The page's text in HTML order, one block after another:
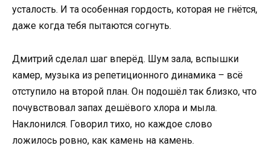
усталость. И та особенная гордость, которая не гнётся,
даже когда тебя пытаются согнуть.
Дмитрий сделал шаг вперёд. Шум зала, вспышки
камер, музыка из репетиционного динамика – всё
отступило на второй план. Он подошёл так близко, что
почувствовал запах дешёвого хлора и мыла.
Наклонился. Говорил тихо, но каждое слово
ложилось ровно, как камень на камень.